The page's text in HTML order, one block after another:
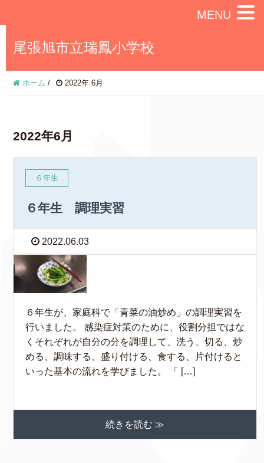
尾張旭市立瑞鳳小学校
ホーム / 2022年 6月
2022年6月
６年生
６年生 調理実習
2022.06.03
６年生が、家庭科で「青菜の油炒め」の調理実習を
行いました。 感染症対策のために、役割分担ではな
くそれぞれが自分の分を調理して、洗う、切る、炒
める、調味する、盛り付ける、食する、片付けると
いった基本の流れを学びました。 「 […]
続きを読む ≫
MENU